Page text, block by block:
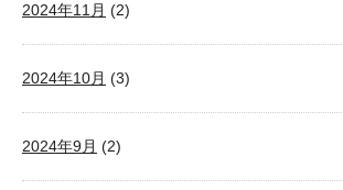
2024年11月 (2)
2024年10月 (3)
2024年9月 (2)